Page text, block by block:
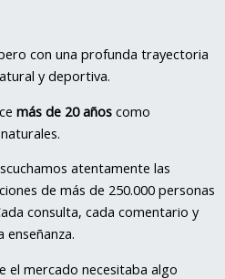
con una profunda trayectoria
y deportiva.
más de 20 años como
atentamente las
de más de 250.000 personas
consulta, cada comentario y
enseñanza.
el mercado necesitaba algo